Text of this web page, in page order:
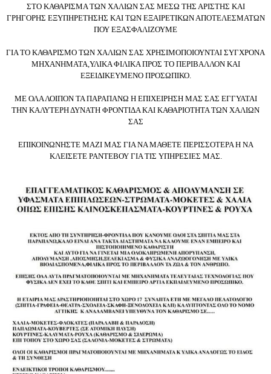
ΣΤΟ ΚΑΘΑΡΙΣΜΑ ΤΩΝ ΧΑΛΙΩΝ ΣΑΣ ΜΕΣΩ ΤΗΣ ΑΡΙΣΤΗΣ ΚΑΙ
ΓΡΗΓΟΡΗΣ ΕΞΥΠΗΡΕΤΗΣΗΣ ΚΑΙ ΤΩΝ ΕΞΑΙΡΕΤΙΚΩΝ ΑΠΟΤΕΛΕΣΜΑΤΩΝ
ΠΟΥ ΕΞΑΣΦΑΛΙΖΟΥΜΕ
ΓΙΑ ΤΟ ΚΑΘΑΡΙΣΜΟ ΤΩΝ ΧΑΛΙΩΝ ΣΑΣ ΧΡΗΣΙΜΟΠΟΙΟΥΝΤΑΙ ΣΥΓΧΡΟΝΑ
ΜΗΧΑΝΗΜΑΤΑ,ΥΛΙΚΑ ΦΙΛΙΚΑ ΠΡΟΣ ΤΟ ΠΕΡΙΒΑΛΛΟΝ ΚΑΙ
ΕΞΕΙΔΙΚΕΥΜΕΝΟ ΠΡΟΣΩΠΙΚΟ.
ΜΕ ΟΛΑ ΛΟΙΠΟΝ ΤΑ ΠΑΡΑΠΑΝΩ Η ΕΠΙΧΕΙΡΗΣΗ ΜΑΣ ΣΑΣ ΕΓΓΥΑΤΑΙ
ΤΗΝ ΚΑΛΥΤΕΡΗ ΔΥΝΑΤΗ ΦΡΟΝΤΙΔΑ ΚΑΙ ΚΑΘΑΡΙΟΤΗΤΑ ΤΩΝ ΧΑΛΙΩΝ
ΣΑΣ
ΕΠΙΚΟΙΝΩΝΗΣΤΕ ΜΑΖΙ ΜΑΣ ΓΙΑ ΝΑ ΜΑΘΕΤΕ ΠΕΡΙΣΣΟΤΕΡΑ Η ΝΑ
ΚΛΕΙΣΕΤΕ ΡΑΝΤΕΒΟΥ ΓΙΑ ΤΙΣ ΥΠΗΡΕΣΙΕΣ ΜΑΣ.